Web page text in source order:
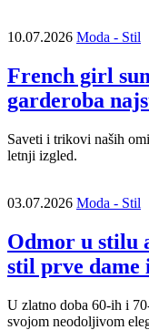
10.07.2026 Moda - Stil
French girl
garderoba
Saveti i trikovi naših
letnji izgled.
03.07.2026 Moda - Stil
Odmor u stilu
stil prve dame
U zlatno doba 60-ih i
svojom neodoljivom